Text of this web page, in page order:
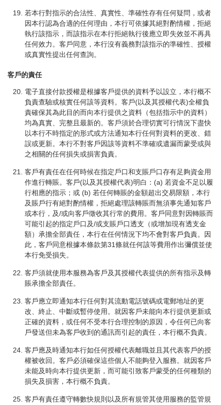
若本行對指示的合法性、真實性、準確性存有任何疑問，或者
因本行認為合適的任何理由，本行可依據其絕對酌情權，拒絕
執行該指示，而該指示在本行拒絕執行後應立即失效並不再具
任何效力。客戶同意，本行沒有義務對該指示的準確性、授權
或真實性提出任何查詢。
客戶的責任
電子直接付款授權是根據客戶提供的資料予以設立，本行概不
負責查驗或核實任何該等資料。客戶(以及其授權代表)全權負
責確保其為此目的而向本行提供之資料（包括指示中的資料）
均為真實、完整且最新的。客戶須於合理切實可行情況下盡快
以本行不時指定的形式或方法通知本行任何對資料的更改、錯
誤或更新。本行不對客戶因該等資料不準確或遺漏而蒙受或與
之相關的任何損失或損害負責。
客戶有責任在任何時候在指定戶口和支賬戶口存有足夠資金用
作進行轉賬。客戶(以及其授權代表)明白：(a) 若資金不足以履
行相應的指示；或 (b) 若任何轉賬的金額超出交易限額，本行
及賬戶行有絕對酌情權，拒絕處理該轉賬而無須事先通知客戶
或本行，及/或向客戶徵收其行常的費用。客戶同意對因轉賬而
可能引起的指定戶口及/或支賬戶口透支（或增加現有透支金
額）承擔全部責任，本行在任何情況下均不會對客戶負責。因
此，客戶同意根據本條款第31條就任何該等費用作出彌償並使
本行免受損失。
客戶須就使用本服務為客戶及其授權代表提供的所有指示及轉
賬承擔全部責任。
客戶應立即通知本行任何對其流動電話號碼或電郵地址的更
改、終止、中斷或暫停使用。就因客戶未能向本行提供更新或
正確的資料，或任何不受本行合理控制的原因，令任何已向客
戶發送但未為客戶收到的通訊而引起的責任，本行概不負責。
客戶應及時通知本行如任何授權代表離職並且其代表客戶的授
權被收回。客戶必須確保這些個人不能夠登入服務。就因客戶
未能及時向本行提供更新，而可能引致客戶蒙受的任何種類的
損失及損害，本行概不負責。
客戶有責任遵守轉數快規則以及所有規管其使用服務的監管規